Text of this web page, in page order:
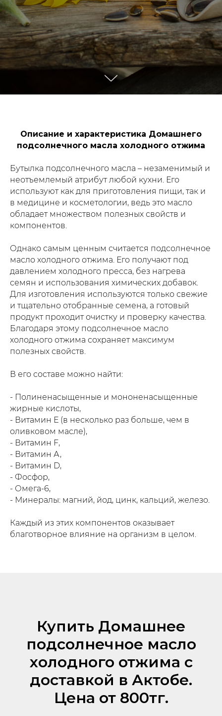
Описание и характеристика Домашнего
подсолнечного масла холодного отжима
Бутылка подсолнечного масла – незаменимый и
неотъемлемый атрибут любой кухни. Его
используют как для приготовления пищи, так и
в медицине и косметологии, ведь это масло
обладает множеством полезных свойств и
компонентов.
Однако самым ценным считается подсолнечное
масло холодного отжима. Его получают под
давлением холодного пресса, без нагрева
семян и использования химических добавок.
Для изготовления используются только свежие
и тщательно отобранные семена, а готовый
продукт проходит очистку и проверку качества.
Благодаря этому подсолнечное масло
холодного отжима сохраняет максимум
полезных свойств.
В его составе можно найти:
- Полиненасыщенные и мононенасыщенные
жирные кислоты,
- Витамин Е (в несколько раз больше, чем в
оливковом масле),
- Витамин F,
- Витамин А,
- Витамин D,
- Фосфор,
- Омега-6,
- Минералы: магний, йод, цинк, кальций, железо.
Каждый из этих компонентов оказывает
благотворное влияние на организм в целом.
Купить Домашнее
подсолнечное масло
холодного отжима с
доставкой в Актобе.
Цена от 800тг.